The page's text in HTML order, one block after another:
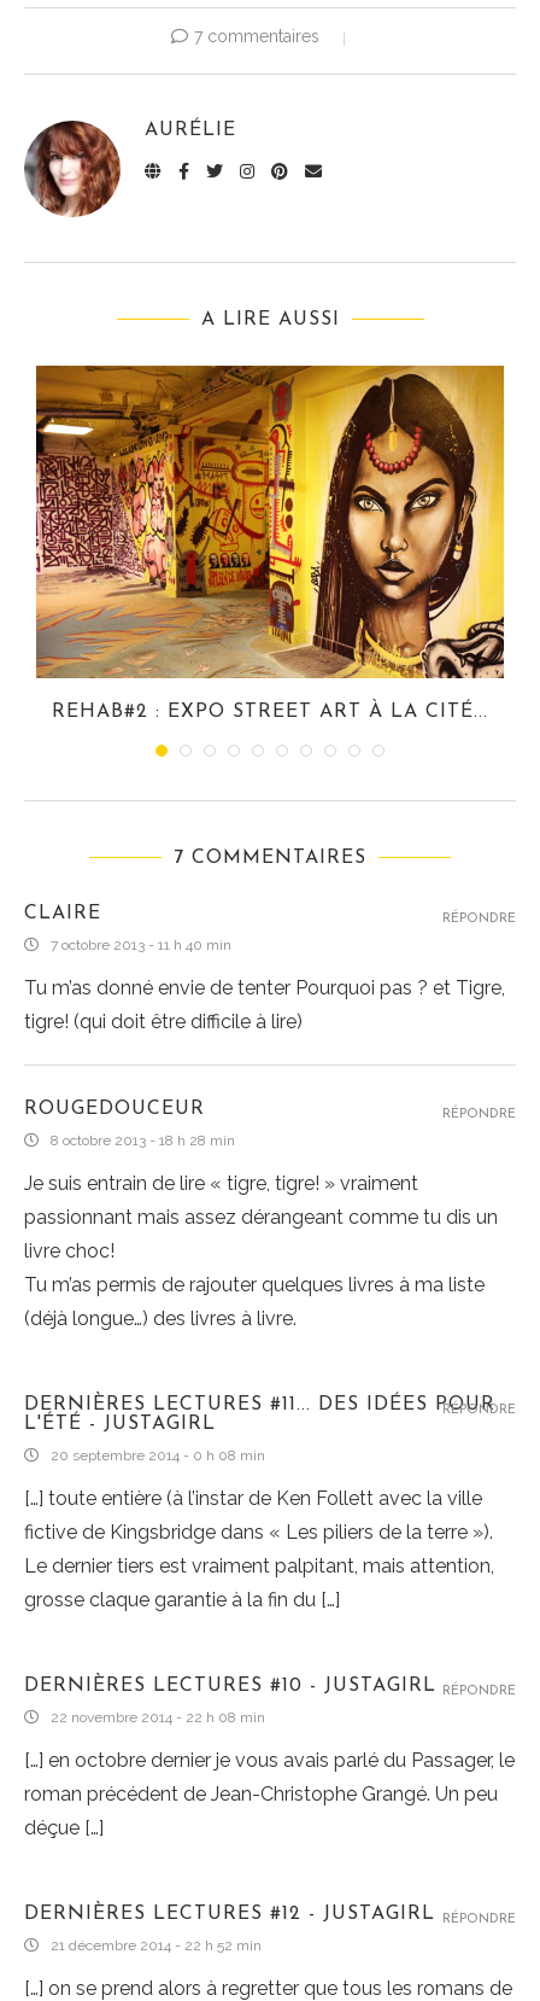
7 commentaires
AURÉLIE
A LIRE AUSSI
REHAB#2 : EXPO STREET ART À LA CITÉ...
7 COMMENTAIRES
CLAIRE
7 octobre 2013 - 11 h 40 min
Tu m’as donné envie de tenter Pourquoi pas ? et Tigre,
tigre! (qui doit être difficile à lire)
RÉPONDRE
ROUGEDOUCEUR
8 octobre 2013 - 18 h 28 min
Je suis entrain de lire « tigre, tigre! » vraiment
passionnant mais assez dérangeant comme tu dis un
livre choc!
Tu m’as permis de rajouter quelques livres à ma liste
(déjà longue…) des livres à livre.
RÉPONDRE
DERNIÈRES LECTURES #11... DES IDÉES POUR
L'ÉTÉ - JUSTAGIRL
20 septembre 2014 - 0 h 08 min
[…] toute entière (à l’instar de Ken Follett avec la ville
fictive de Kingsbridge dans « Les piliers de la terre »).
Le dernier tiers est vraiment palpitant, mais attention,
grosse claque garantie à la fin du […]
RÉPONDRE
DERNIÈRES LECTURES #10 - JUSTAGIRL
22 novembre 2014 - 22 h 08 min
[…] en octobre dernier je vous avais parlé du Passager, le
roman précédent de Jean-Christophe Grangé. Un peu
déçue […]
RÉPONDRE
DERNIÈRES LECTURES #12 - JUSTAGIRL
21 décembre 2014 - 22 h 52 min
[…] on se prend alors à regretter que tous les romans de
RÉPONDRE